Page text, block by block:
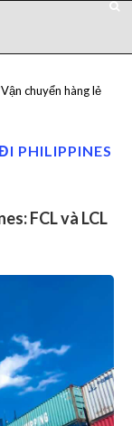
chuyển hàng lẻ
PHILIPPINES
FCL và LCL